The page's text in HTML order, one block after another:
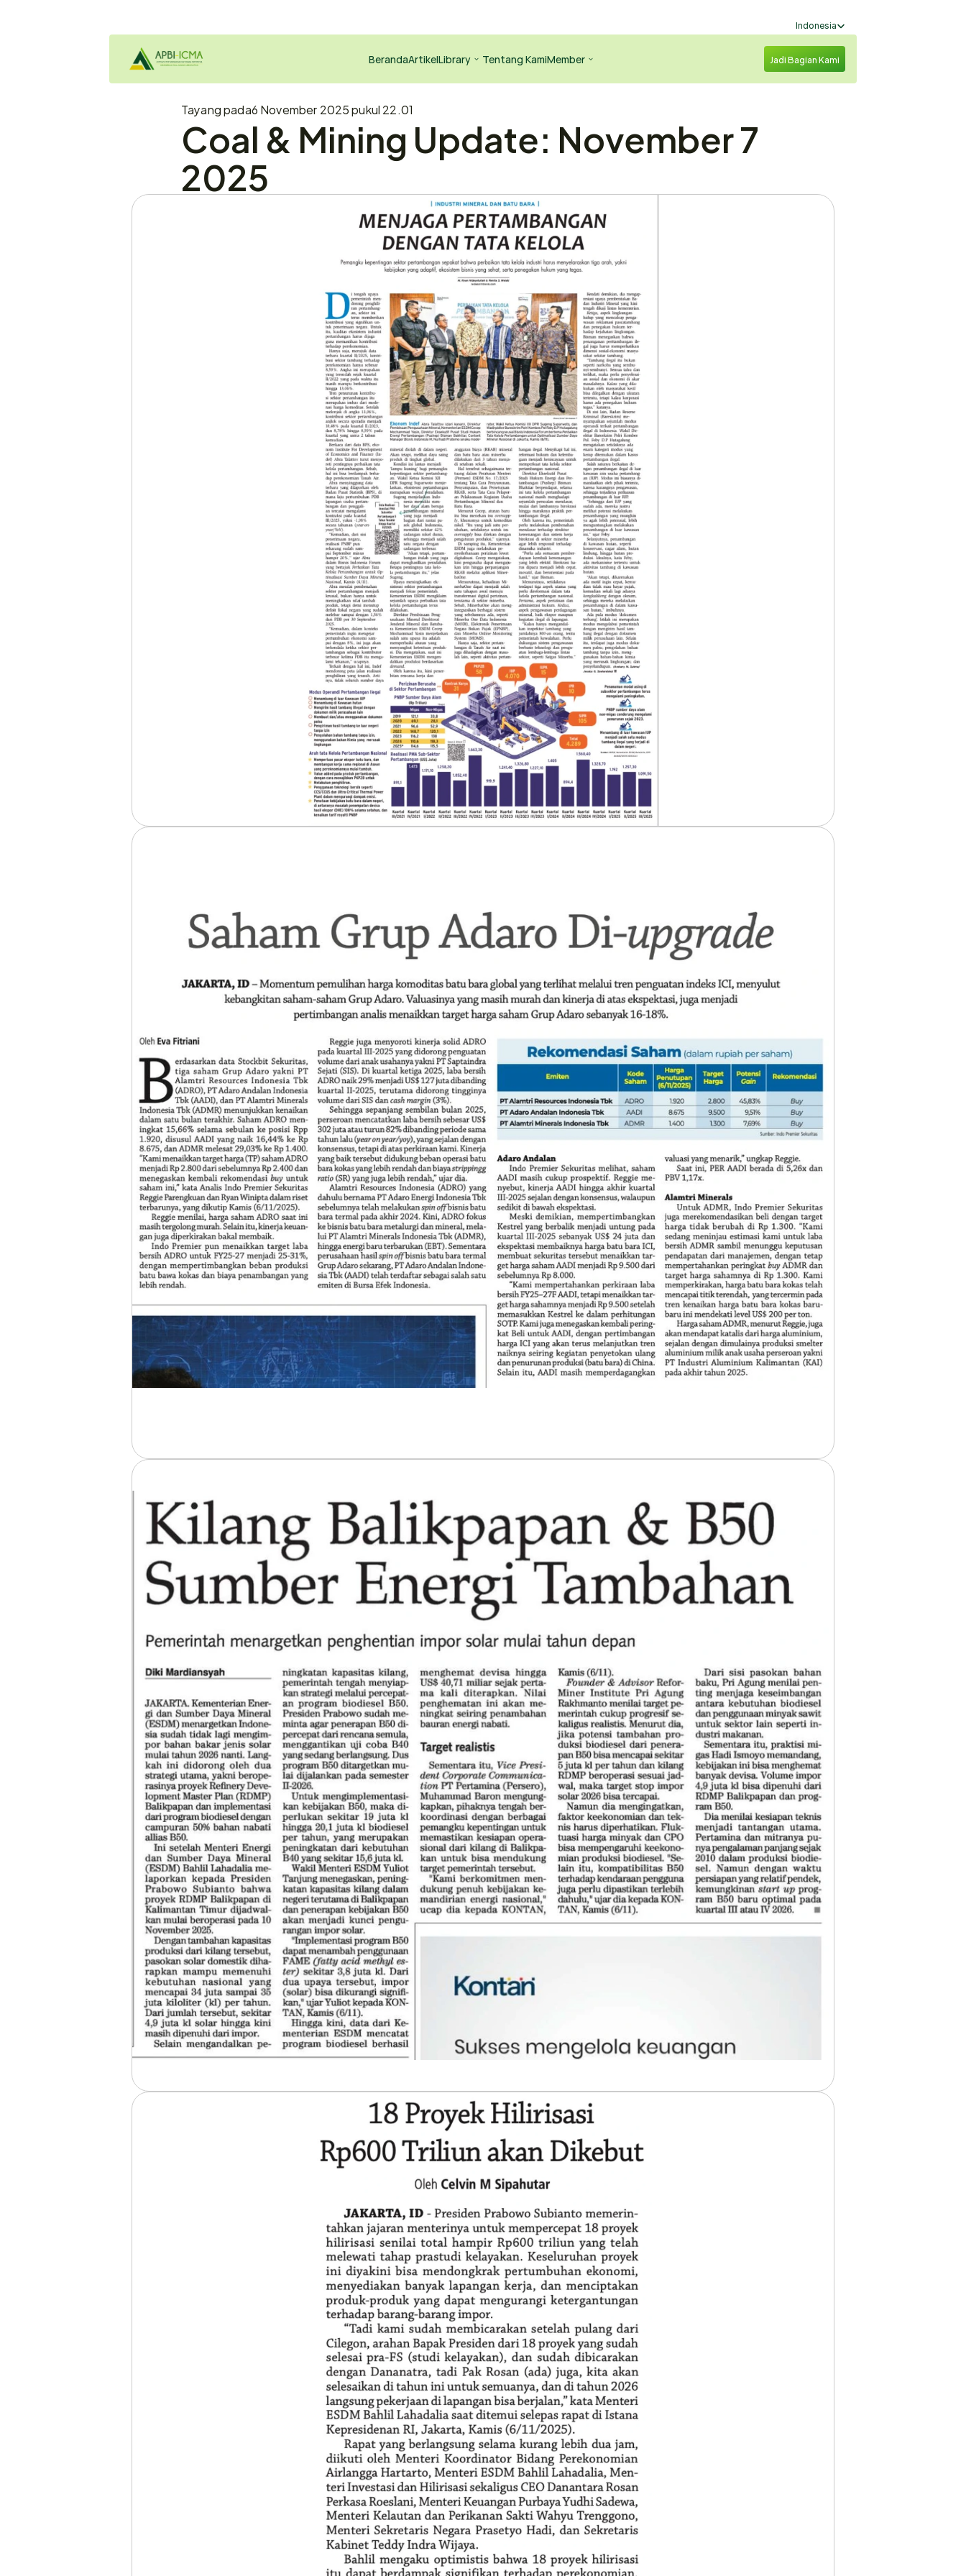
Select Language
Indonesia
BerandaArtikelLibrary Tentang KamiMember Jadi Bagian Kami
Tayang pada6 November 2025 pukul 22.01
Coal & Mining Update: November 7
2025